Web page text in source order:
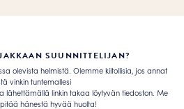
SUUNNITTELIJAN?
olevista helmistä. Olemme kiitollisia, jos annat
vinkin tuntemallesi
lähettämällä linkin takaa löytyvän tiedoston. Me
hänestä hyvää huolta!